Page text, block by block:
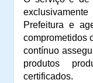
Prefeitura e
comprometidos
contínuo
produtos
certificados.